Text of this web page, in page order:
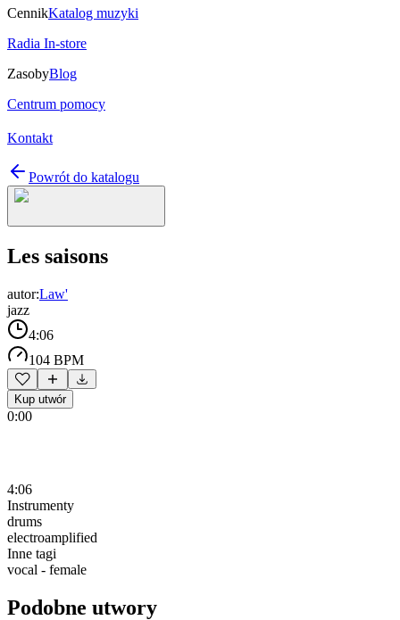
CennikKatalog muzyki
Radia In-store
ZasobyBlog
Centrum pomocy
Kontakt
Powrót do katalogu
Les saisons
autor:Law'
jazz
4:06
104 BPM
Kup utwór
0:00
4:06
Instrumenty
drums
electroamplified
Inne tagi
vocal - female
Podobne utwory